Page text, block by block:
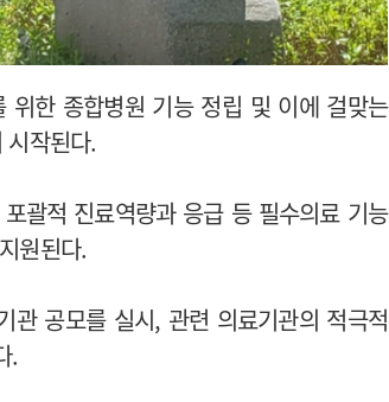
위한 종합병원 기능 정립 및 이에 걸맞는
시작된다.
괄적 진료역량과 응급 등 필수의료 기능
원된다.
관 공모를 실시, 관련 의료기관의 적극적
.